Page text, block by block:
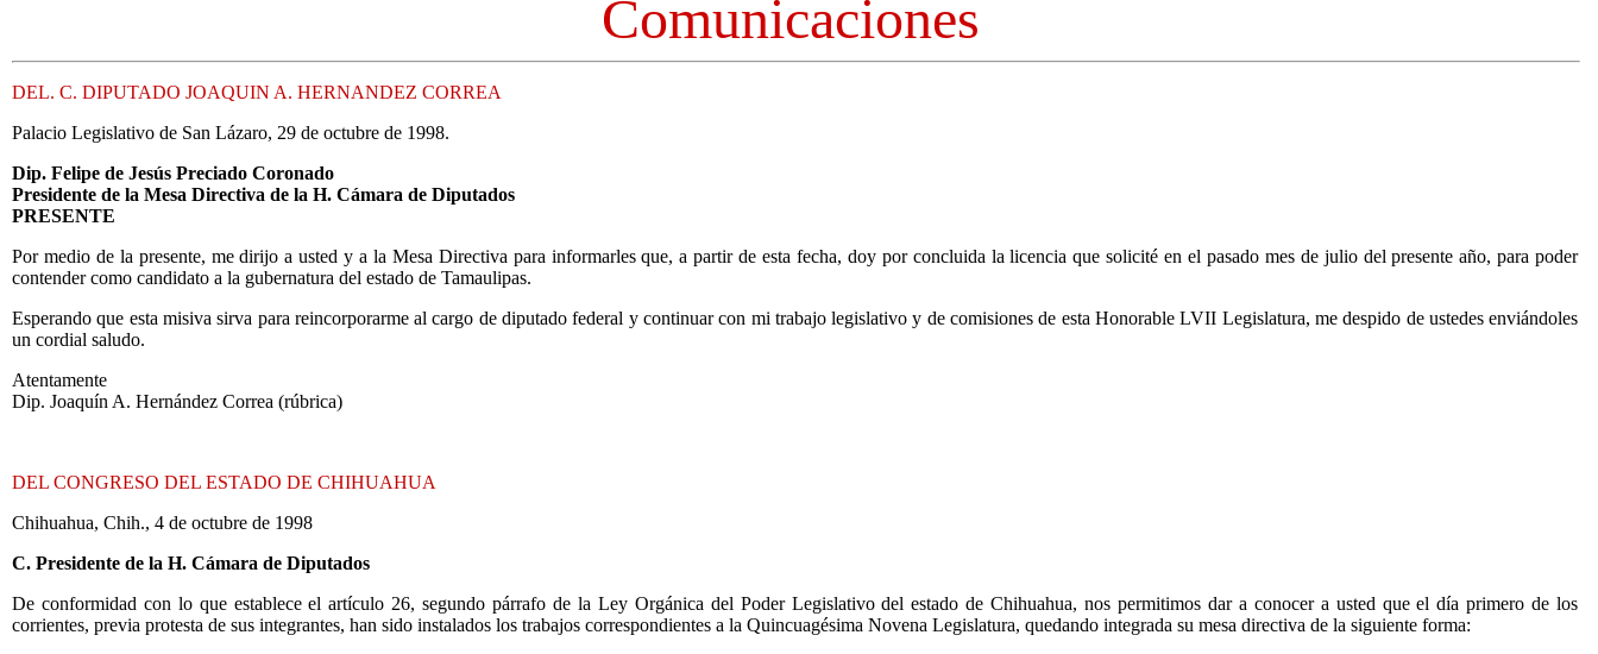
Comunicaciones
DEL. C. DIPUTADO JOAQUIN A. HERNANDEZ CORREA
Palacio Legislativo de San Lázaro, 29 de octubre de 1998.
Dip. Felipe de Jesús Preciado Coronado
Presidente de la Mesa Directiva de la H. Cámara de Diputados
PRESENTE
Por medio de la presente, me dirijo a usted y a la Mesa Directiva para informarles que, a partir de esta fecha, doy por concluida la licencia que solicité en el pasado mes de julio del presente año, para poder
contender como candidato a la gubernatura del estado de Tamaulipas.
Esperando que esta misiva sirva para reincorporarme al cargo de diputado federal y continuar con mi trabajo legislativo y de comisiones de esta Honorable LVII Legislatura, me despido de ustedes enviándoles
un cordial saludo.
Atentamente
Dip. Joaquín A. Hernández Correa (rúbrica)
DEL CONGRESO DEL ESTADO DE CHIHUAHUA
Chihuahua, Chih., 4 de octubre de 1998
C. Presidente de la H. Cámara de Diputados
De conformidad con lo que establece el artículo 26, segundo párrafo de la Ley Orgánica del Poder Legislativo del estado de Chihuahua, nos permitimos dar a conocer a usted que el día primero de los
corrientes, previa protesta de sus integrantes, han sido instalados los trabajos correspondientes a la Quincuagésima Novena Legislatura, quedando integrada su mesa directiva de la siguiente forma: